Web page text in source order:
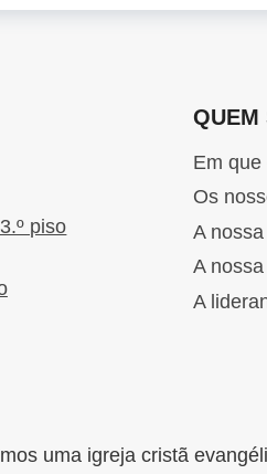
piso
QUEM
Em que
Os
A
A
A
uma igreja cristã